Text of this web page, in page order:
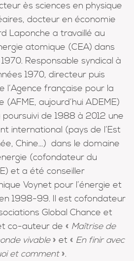
ès sciences en physique
docteur en économie
Laponche a travaillé au
atomique (CEA) dans
Responsable syndical à
1970, directeur puis
l’Agence française pour la
(AFME, aujourd’hui ADEME)
de 1988 à 2012 une
international (pays de l’Est
Chine…) dans le domaine
(cofondateur du
et a été conseiller
Voynet pour l’énergie et
1998-99. Il est cofondateur
Global Chance et
co-auteur de « Maîtrise de
vivable» et « En finir avec
et comment».